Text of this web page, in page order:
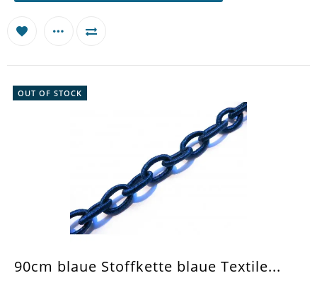
OUT OF STOCK
90cm blaue Stoffkette blaue Textile...